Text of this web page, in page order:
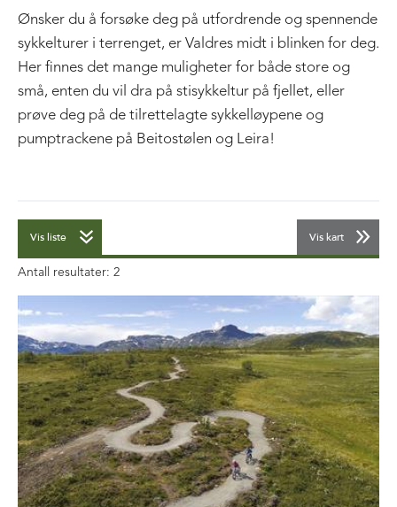
Ønsker du å forsøke deg på utfordrende og spennende
sykkelturer i terrenget, er Valdres midt i blinken for deg.
Her finnes det mange muligheter for både store og
små, enten du vil dra på stisykkeltur på fjellet, eller
prøve deg på de tilrettelagte sykkelløypene og
pumptrackene på Beitostølen og Leira!
Vis liste Vis kart
Antall resultater: 2